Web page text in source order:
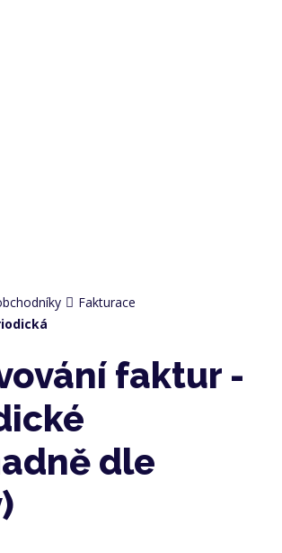
Fakturace
faktur -
dle